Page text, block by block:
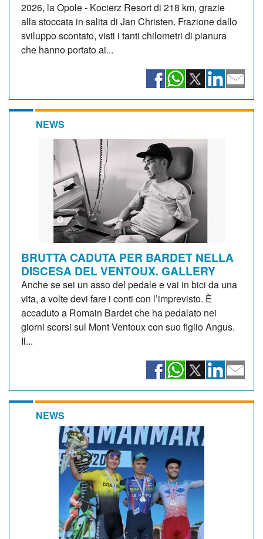
2026, la Opole - Kocierz Resort di 218 km, grazie
alla stoccata in salita di Jan Christen. Frazione dallo
sviluppo scontato, visti i tanti chilometri di pianura
che hanno portato ai...
NEWS
BRUTTA CADUTA PER BARDET NELLA
DISCESA DEL VENTOUX. GALLERY
Anche se sei un asso del pedale e vai in bici da una
vita, a volte devi fare i conti con l’imprevisto. È
accaduto a Romain Bardet che ha pedalato nei
giorni scorsi sul Mont Ventoux con suo figlio Angus.
Il...
NEWS